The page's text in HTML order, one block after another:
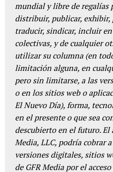
mundial y libre de regalías
distribuir, publicar, exhibir,
traducir, sindicar, incluir
colectivas, y de cualquier
utilizar su columna (en
limitación alguna, en
pero sin limitarse, a las
o en los sitios web o
El Nuevo Día), forma,
en el presente o que sea
descubierto en el futuro. El
Media, LLC, podría cobrar
versiones digitales, sitios
de GFR Media por el